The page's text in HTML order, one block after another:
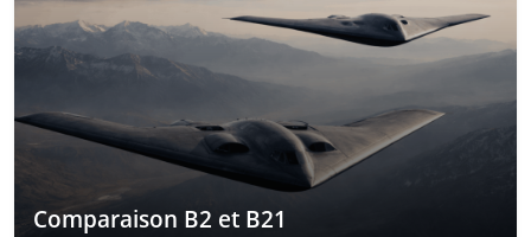
Comparaison B2 et B21